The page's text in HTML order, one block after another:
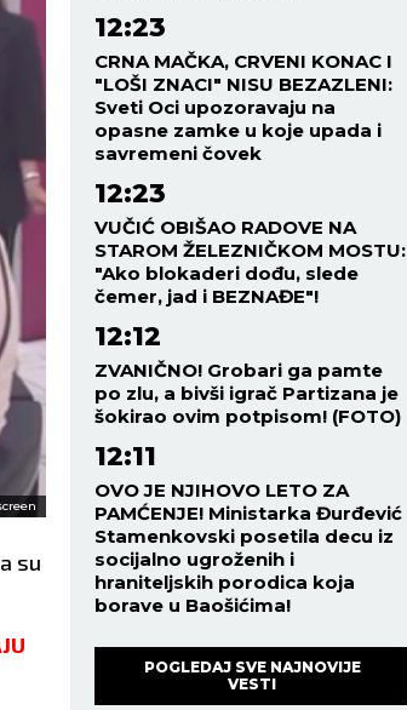
su
12:23
CRNA MAČKA, CRVENI KONAC I
"LOŠI ZNACI" NISU BEZAZLENI:
Sveti Oci upozoravaju na
opasne zamke u koje upada i
savremeni čovek
12:23
VUČIĆ OBIŠAO RADOVE NA
STAROM ŽELEZNIČKOM MOSTU:
"Ako blokaderi dođu, slede
čemer, jad i BEZNAĐE"!
12:12
ZVANIČNO! Grobari ga pamte
po zlu, a bivši igrač Partizana je
šokirao ovim potpisom! (FOTO)
12:11
OVO JE NJIHOVO LETO ZA
PAMĆENJE! Ministarka Đurđević
Stamenkovski posetila decu iz
socijalno ugroženih i
hraniteljskih porodica koja
borave u Baošićima!
POGLEDAJ SVE NAJNOVIJE
VESTI